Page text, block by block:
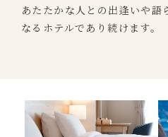
あたたかな人との出逢いや語
なるホテルであり続けます。